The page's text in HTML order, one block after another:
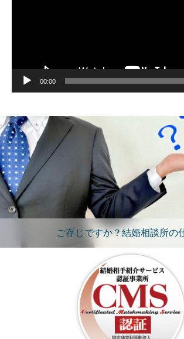
00:00
ご存じですか？結婚相談所の